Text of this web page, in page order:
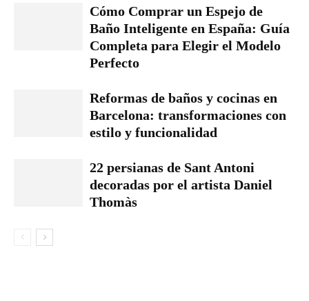
Cómo Comprar un Espejo de
Baño Inteligente en España: Guía
Completa para Elegir el Modelo
Perfecto
Reformas de baños y cocinas en
Barcelona: transformaciones con
estilo y funcionalidad
22 persianas de Sant Antoni
decoradas por el artista Daniel
Thomàs